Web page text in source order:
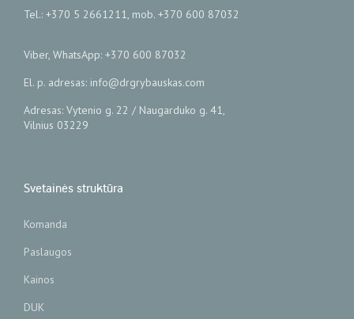
Tel.: +370 5 2661211, mob. +370 600 87032
Viber, WhatsApp: +370 600 87032
El. p. adresas: info@drgrybauskas.com
Adresas: Vytenio g. 22 / Naugarduko g. 41,
Vilnius 03229
Svetainės struktūra
Komanda
Paslaugos
Kainos
DUK